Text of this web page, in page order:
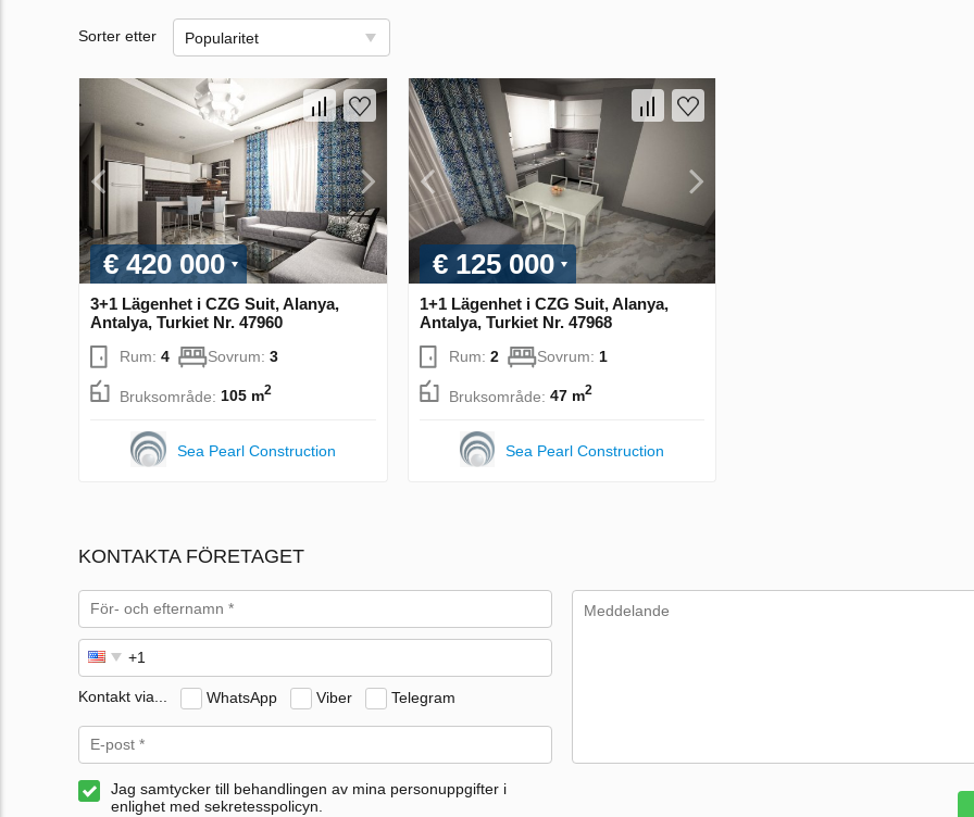
Sorter etter Popularitet
€ 420 000
3+1 Lägenhet i CZG Suit, Alanya,
Antalya, Turkiet Nr. 47960
Rum: 4 Sovrum: 3
Bruksområde: 105 m2
Sea Pearl Construction
€ 125 000
1+1 Lägenhet i CZG Suit, Alanya,
Antalya, Turkiet Nr. 47968
Rum: 2 Sovrum: 1
Bruksområde: 47 m2
Sea Pearl Construction
KONTAKTA FÖRETAGET
Kontakt via... WhatsApp Viber Telegram
Jag samtycker till behandlingen av mina personuppgifter i
enlighet med sekretesspolicyn.